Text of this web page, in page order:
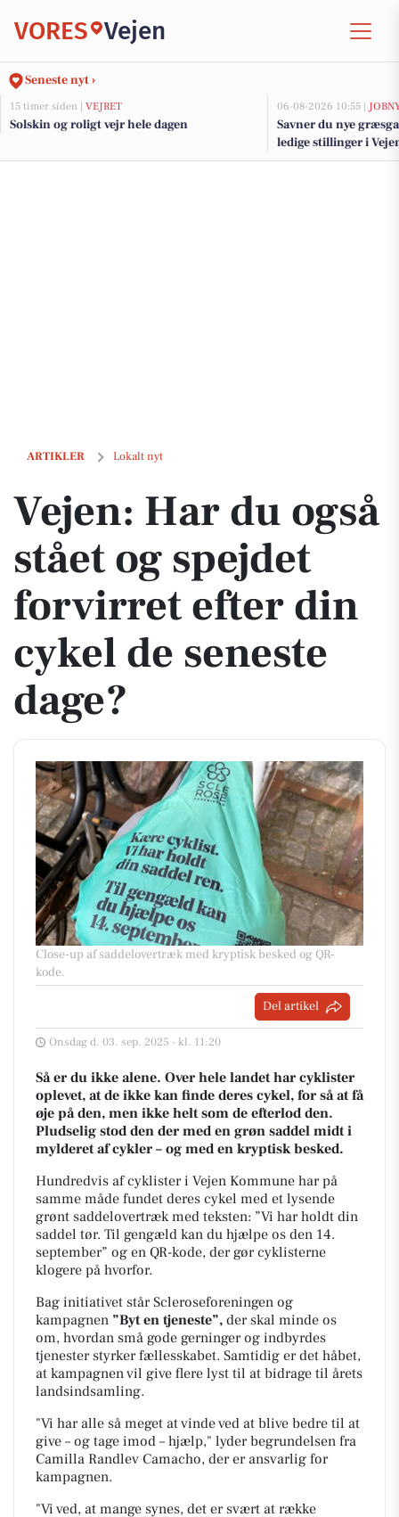
VORES Vejen
Seneste nyt ›
15 timer siden | VEJRET
Solskin og roligt vejr hele dagen
06-08-2026 10:55 |
Savner du nye
ledige stillinger i
ARTIKLER Lokalt nyt
Vejen: Har du også stået og spejdet forvirret efter din cykel de
Vejen: Har du også
stået og spejdet
forvirret efter din
cykel de seneste
dage?
Close-up af saddelovertræk med kryptisk besked og QR-
kode.
Del artikel
Onsdag d. 03. sep. 2025 - kl. 11:20
Så er du ikke alene. Over hele landet har cyklister
oplevet, at de ikke kan finde deres cykel, for så at få
øje på den, men ikke helt som de efterlod den.
Pludselig stod den der med en grøn saddel midt i
mylderet af cykler – og med en kryptisk besked.
Hundredvis af cyklister i Vejen Kommune har på
samme måde fundet deres cykel med et lysende
grønt saddelovertræk med teksten: ”Vi har holdt din
saddel tør. Til gengæld kan du hjælpe os den 14.
september” og en QR-kode, der gør cyklisterne
klogere på hvorfor.
Bag initiativet står Scleroseforeningen og
kampagnen ”Byt en tjeneste”, der skal minde os
om, hvordan små gode gerninger og indbyrdes
tjenester styrker fællesskabet. Samtidig er det håbet,
at kampagnen vil give flere lyst til at bidrage til årets
landsindsamling.
"Vi har alle så meget at vinde ved at blive bedre til at
give – og tage imod – hjælp," lyder begrundelsen fra
Camilla Randlev Camacho, der er ansvarlig for
kampagnen.
"Vi ved, at mange synes, det er svært at række